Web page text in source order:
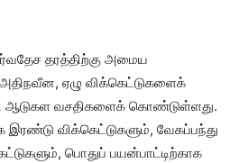
தரத்திற்கு அமைய
ஏழு விக்கெட்டுகளைக்
ஆடுகள வசதிகளைக் கொண்டுள்ளது.
இரண்டு விக்கெட்டுகளும், வேகப்பந்து
பொதுப் பயன்பாட்டிற்காக